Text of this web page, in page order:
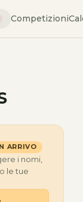
Competizioni
ARRIVO
i nomi,
le tue